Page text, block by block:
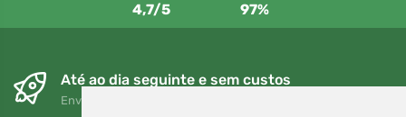
4,7/5 97%
Até ao dia seguinte e sem custos
Envio gratuito para encomendas superiores a 80 EUR